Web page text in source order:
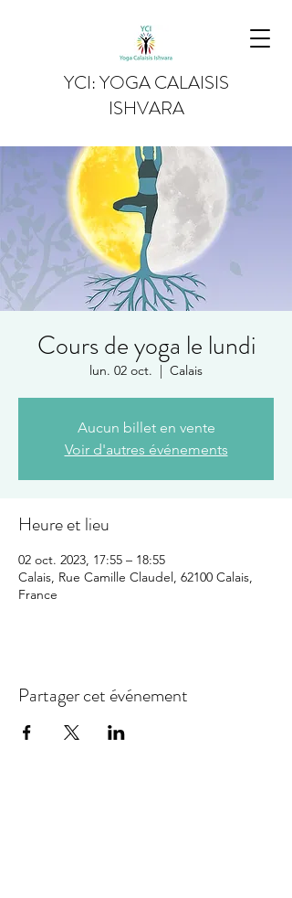
YCI: YOGA CALAISIS
ISHVARA
Cours de yoga le lundi
lun. 02 oct.
  |
Calais
Aucun billet en vente
Voir d'autres événements
Heure et lieu
02 oct. 2023, 17:55 – 18:55
Calais, Rue Camille Claudel, 62100 Calais,
France
Partager cet événement